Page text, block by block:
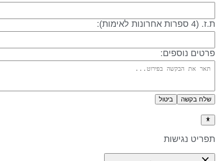
ספרות אחרונות לאימות):
נוספים:
שלח בקשה ביטול
נגישות